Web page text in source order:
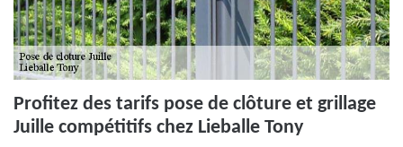
Profitez des tarifs pose de clôture et grillage
Juille compétitifs chez Lieballe Tony